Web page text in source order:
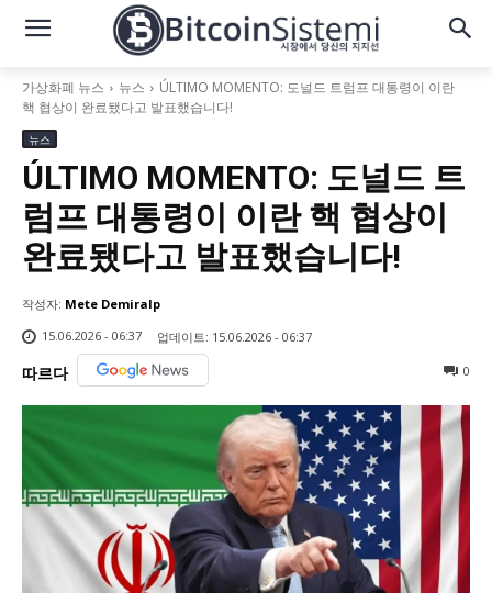
가상화폐 뉴스 뉴스
ÚLTIMO MOMENTO: 도널드 트럼프 대통령이 이란
핵 협상이 완료됐다고 발표했습니다!
뉴스
ÚLTIMO MOMENTO: 도널드 트
럼프 대통령이 이란 핵 협상이
완료됐다고 발표했습니다!
작성자: Mete Demiralp
15.06.2026 - 06:37
업데이트: 15.06.2026 - 06:37
따르다 0